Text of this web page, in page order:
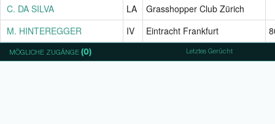
ABGÄNGE Pos. Verein
C. DA SILVA LA
Grasshopper Club Zürich
M. HINTEREGGER
IV Eintracht Frankfurt
C. DA SILVA
M. HINTEREGGER
MÖGLICHE ZUGÄNGE (0)Position Letztes Gerücht